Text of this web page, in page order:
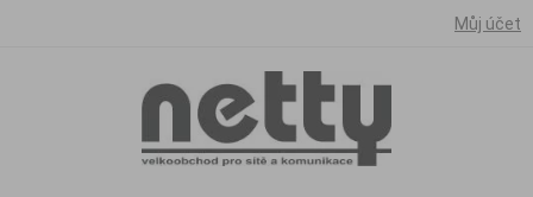
Můj účet